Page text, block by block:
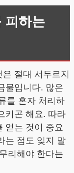
피하는
절대 서두르지
물입니다. 많은
를 혼자 처리하
키곤 해요. 따라
얻는 것이 중요
는 점도 잊지 말
리해야 한다는